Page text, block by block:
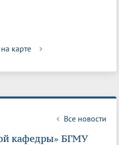
карте
Все новости
кафедры» БГМУ